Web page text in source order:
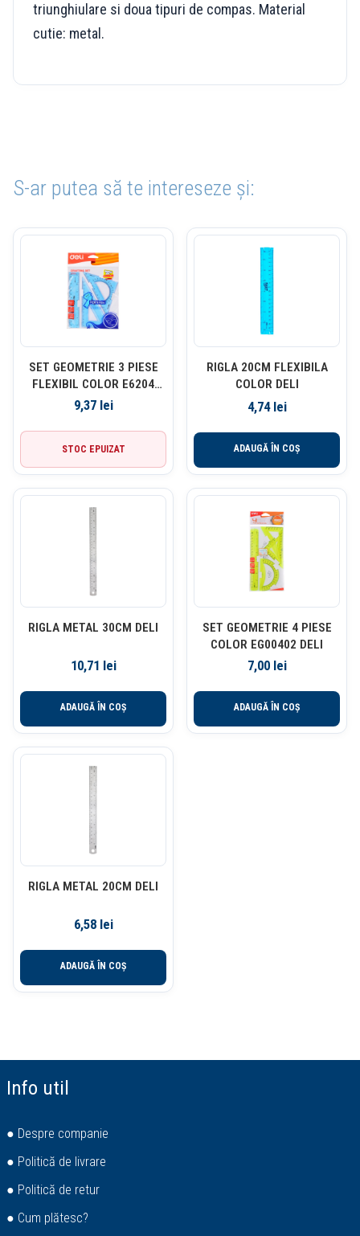
triunghiulare si doua tipuri de compas. Material
cutie: metal.
S-ar putea să te intereseze și:
SET GEOMETRIE 3 PIESE
FLEXIBIL COLOR E6204
DELI
9,37 lei
STOC EPUIZAT
RIGLA 20CM FLEXIBILA
COLOR DELI
4,74 lei
ADAUGĂ ÎN COȘ
RIGLA METAL 30CM DELI
10,71 lei
ADAUGĂ ÎN COȘ
SET GEOMETRIE 4 PIESE
COLOR EG00402 DELI
7,00 lei
ADAUGĂ ÎN COȘ
RIGLA METAL 20CM DELI
6,58 lei
ADAUGĂ ÎN COȘ
Info util
● Despre companie
● Politică de livrare
● Politică de retur
● Cum plătesc?